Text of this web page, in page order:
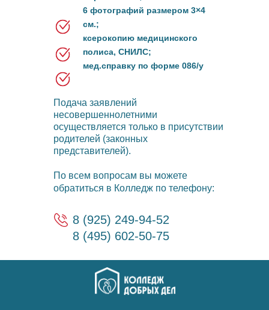
6 фотографий размером 3×4
см.;
ксерокопию медицинского
полиса, СНИЛС;
мед.справку по форме 086/у
По всем вопросам вы можете
обратиться в Колледж по телефону:
8 (925) 249-94-52
8 (495) 602-50-75
Подача заявлений
несовершеннолетними
осуществляется только в присутствии
родителей (законных
представителей).